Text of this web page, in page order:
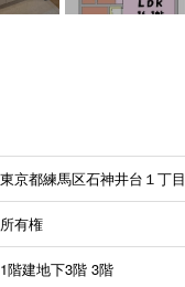
東京都練馬区石神井台１丁目
所有権
1階建地下3階 3階